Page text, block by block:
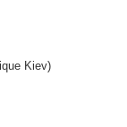
Kiev)